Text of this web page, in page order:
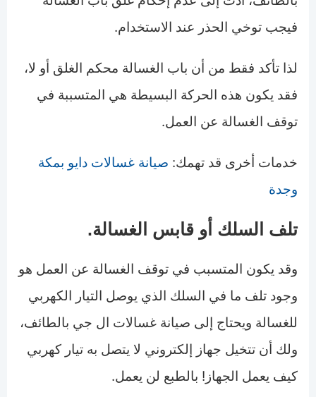
فيجب توخي الحذر عند الاستخدام.
لذا تأكد فقط من أن باب الغسالة محكم الغلق أو لا،
فقد يكون هذه الحركة البسيطة هي المتسببة في
توقف الغسالة عن العمل.
خدمات أخرى قد تهمك: صيانة غسالات دايو بمكة
وجدة
تلف السلك أو قابس الغسالة.
وقد يكون المتسبب في توقف الغسالة عن العمل هو
وجود تلف ما في السلك الذي يوصل التيار الكهربي
للغسالة ويحتاج إلى صيانة غسالات ال جي بالطائف،
ولك أن تتخيل جهاز إلكتروني لا يتصل به تيار كهربي
كيف يعمل الجهاز! بالطبع لن يعمل.